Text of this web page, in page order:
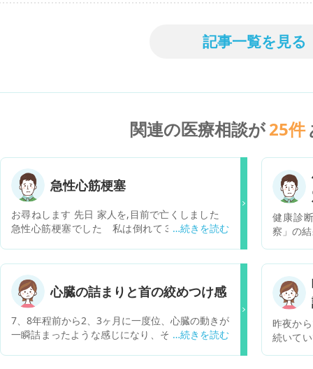
記事一覧を見る
関連の医療相談が25件
急性心筋梗塞
お尋ねします 先日 家人を,目前で亡くしました
急性心筋梗塞でした 私は倒れて３~４秒位で現
お腹を膨らまかし、そのうち左腕で起きようとす
る仕草しました その後日ネツトで調べましら
「死線期呼吸」の行為だそうです もし、心臓マッ
サジーを施していてば助かったしょうか お尋ね
します その日、本人は倒れる1時間半ぐらい前
に、寝とれば動悸がしないが立ち上がると動悸が
健康診
察」の
注意す
検査は
た。
心臓の詰まりと首の絞めつけ感
7、8年程前から2、3ヶ月に一度位、心臓の動きが
一瞬詰まったような感じになり、その後首がグッ
昨夜か
続いて